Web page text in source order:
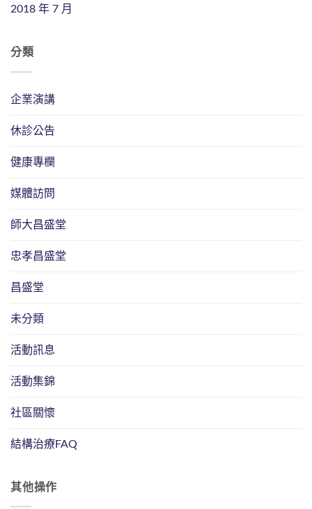
2018 年 7 月
分類
企業演講
休診公告
健康專欄
媒體訪問
師大昌盛堂
忠孝昌盛堂
昌盛堂
未分類
活動訊息
活動集錦
社區關懷
結構治療FAQ
其他操作